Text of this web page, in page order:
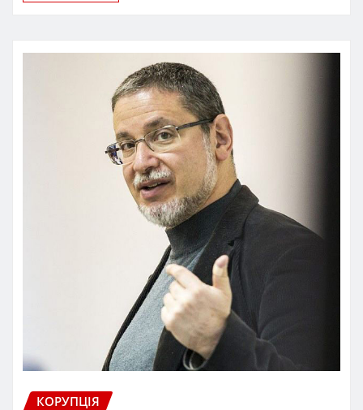
КОРУПЦІЯ